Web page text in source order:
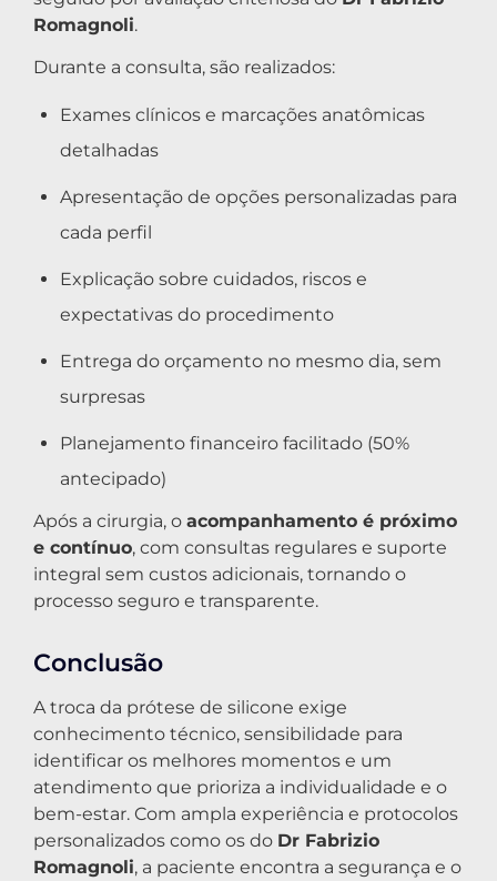
Romagnoli.
Durante a consulta, são realizados:
Exames clínicos e marcações anatômicas
detalhadas
Apresentação de opções personalizadas para
cada perfil
Explicação sobre cuidados, riscos e
expectativas do procedimento
Entrega do orçamento no mesmo dia, sem
surpresas
Planejamento financeiro facilitado (50%
antecipado)
Após a cirurgia, o acompanhamento é próximo
e contínuo, com consultas regulares e suporte
integral sem custos adicionais, tornando o
processo seguro e transparente.
Conclusão
A troca da prótese de silicone exige
conhecimento técnico, sensibilidade para
identificar os melhores momentos e um
atendimento que prioriza a individualidade e o
bem-estar. Com ampla experiência e protocolos
personalizados como os do Dr Fabrizio
Romagnoli, a paciente encontra a segurança e o